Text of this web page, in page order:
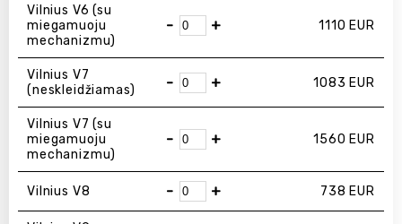
Vilnius V6 (su
miegamuoju
mechanizmu)
- + 1110 EUR
Vilnius V7
(neskleidžiamas)
- + 1083 EUR
Vilnius V7 (su
miegamuoju
mechanizmu)
- + 1560 EUR
Vilnius V8 - + 738 EUR